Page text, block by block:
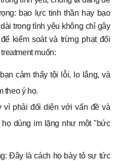
bạo lực tinh thần hay bạo
trong tình yêu không chỉ gây
kiểm soát và trừng phạt đối
muốn:
cảm thấy tội lỗi, lo lắng, và
theo ý họ.
vì phải đối diện với vấn đề và
dùng im lặng như một "bức
Đây là cách họ bày tỏ sự tức